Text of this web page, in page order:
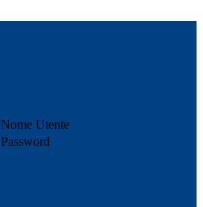
Nome Utente
Password